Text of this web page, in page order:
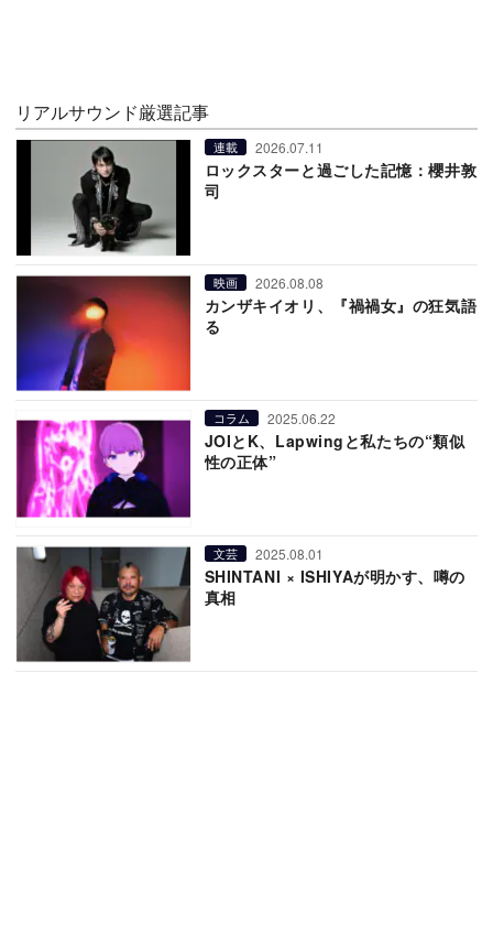
リアルサウンド厳選記事
連載 2026.07.11
ロックスターと過ごした記憶：櫻井敦
司
映画 2026.08.08
カンザキイオリ、『禍禍女』の狂気語
る
コラム 2025.06.22
JOIとK、Lapwingと私たちの“類似
性の正体”
文芸 2025.08.01
SHINTANI × ISHIYAが明かす、噂の
真相